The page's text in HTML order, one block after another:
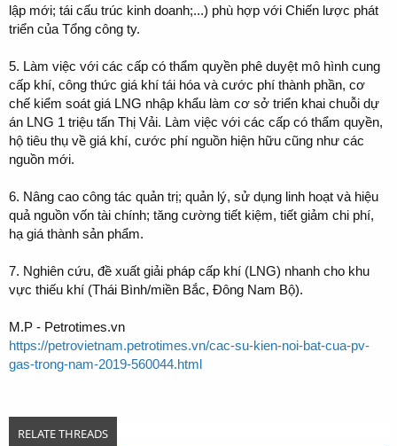
lập mới; tái cấu trúc kinh doanh;...) phù hợp với Chiến lược phát
triển của Tổng công ty.
5. Làm việc với các cấp có thẩm quyền phê duyệt mô hình cung
cấp khí, công thức giá khí tái hóa và cước phí thành phần, cơ
chế kiểm soát giá LNG nhập khẩu làm cơ sở triển khai chuỗi dự
án LNG 1 triệu tấn Thị Vải. Làm việc với các cấp có thẩm quyền,
hộ tiêu thụ về giá khí, cước phí nguồn hiện hữu cũng như các
nguồn mới.
6. Nâng cao công tác quản trị; quản lý, sử dụng linh hoạt và hiệu
quả nguồn vốn tài chính; tăng cường tiết kiệm, tiết giảm chi phí,
hạ giá thành sản phẩm.
7. Nghiên cứu, đề xuất giải pháp cấp khí (LNG) nhanh cho khu
vực thiếu khí (Thái Bình/miền Bắc, Đông Nam Bộ).
M.P - Petrotimes.vn
https://petrovietnam.petrotimes.vn/cac-su-kien-noi-bat-cua-pv-
gas-trong-nam-2019-560044.html
RELATE THREADS